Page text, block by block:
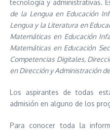
tecnología y administrativas.
de la Lengua en Educación
Lengua y la Literatura en
Matemáticas en Educación
Matemáticas en Educación
Competencias Digitales,
en Dirección y Administración
Los aspirantes de todas
admisión en alguno de los
Para conocer toda la